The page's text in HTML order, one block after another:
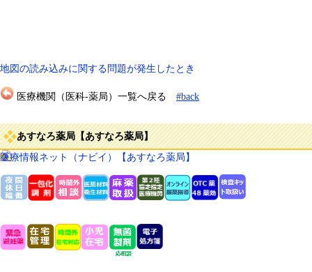
地図の読み込みに関する問題が発生したとき
医療機関（医科-薬局）一覧へ戻る #back
あすなろ薬局【あすなろ薬局】
医療情報ネット（ナビイ）【あすなろ薬局】